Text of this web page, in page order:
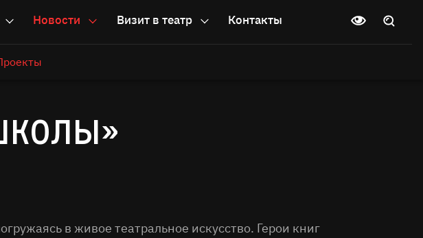
Новости Визит в театр Контакты
в живое театральное искусство. Герои книг